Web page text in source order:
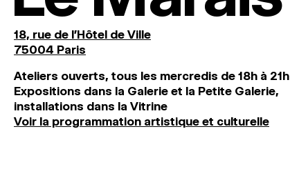
18, rue de l'Hôtel de Ville
75004 Paris
Ateliers ouverts, tous les mercredis de 18h à 21h
Expositions dans la Galerie et la Petite Galerie,
installations dans la Vitrine
Voir la programmation artistique et culturelle